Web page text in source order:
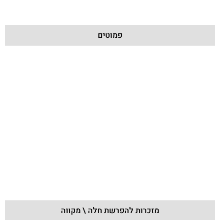
פמוטים
מזכרות להפרשת חלה \ מקווה